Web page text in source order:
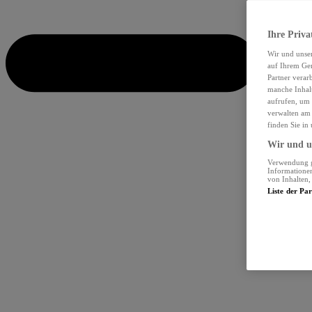
Ihre
Wir und
auf Ihrem
Partner
manche
aufrufen, um
verwalten
finden Sie in
Wir und
Verwendung
von Inhalten,
Liste der